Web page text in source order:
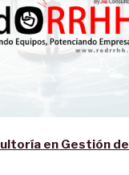
en Gestión de